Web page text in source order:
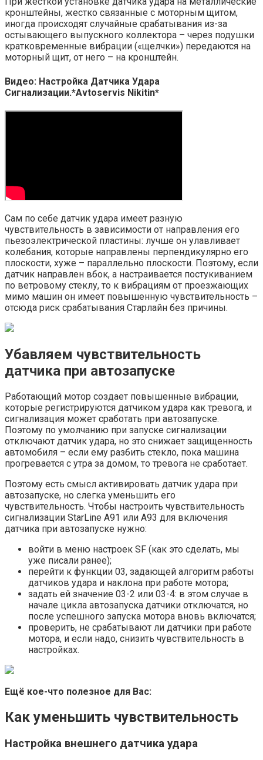
кронштейны, жестко связанные с моторным щитом,
иногда происходят случайные срабатывания из-за
остывающего выпускного коллектора – через подушки
кратковременные вибрации («щелчки») передаются на
моторный щит, от него – на кронштейн.
Видео: Настройка Датчика Удара
Сигнализации.*Avtoservis Nikitin*
Сам по себе датчик удара имеет разную
чувствительность в зависимости от направления его
пьезоэлектрической пластины: лучше он улавливает
колебания, которые направлены перпендикулярно его
плоскости, хуже – параллельно плоскости. Поэтому, если
датчик направлен вбок, а настраивается постукиванием
по ветровому стеклу, то к вибрациям от проезжающих
мимо машин он имеет повышенную чувствительность –
отсюда риск срабатывания Старлайн без причины.
Убавляем чувствительность
датчика при автозапуске
Работающий мотор создает повышенные вибрации,
которые регистрируются датчиком удара как тревога, и
сигнализация может сработать при автозапуске.
Поэтому по умолчанию при запуске сигнализации
отключают датчик удара, но это снижает защищенность
автомобиля – если ему разбить стекло, пока машина
прогревается с утра за домом, то тревога не сработает.
Поэтому есть смысл активировать датчик удара при
автозапуске, но слегка уменьшить его
чувствительность. Чтобы настроить чувствительность
сигнализации StarLine A91 или А93 для включения
датчика при автозапуске нужно:
войти в меню настроек SF (как это сделать, мы
уже писали ранее);
перейти к функции 03, задающей алгоритм работы
датчиков удара и наклона при работе мотора;
задать ей значение 03-2 или 03-4: в этом случае в
начале цикла автозапуска датчики отключатся, но
после успешного запуска мотора вновь включатся;
проверить, не срабатывают ли датчики при работе
мотора, и если надо, снизить чувствительность в
настройках.
Ещё кое-что полезное для Вас:
Как уменьшить чувствительность
Настройка внешнего датчика удара